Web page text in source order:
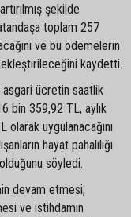
şekilde
toplam 257
ve bu ödemelerin
kaydetti.
asgari ücretin saatlik
bin 359,92 TL, aylık
uygulanacağını
hayat pahalılığı
söyledi.
devam etmesi,
ve istihdamın